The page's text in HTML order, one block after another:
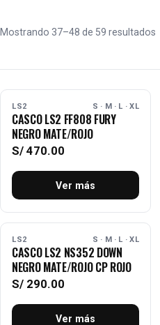
Mostrando 37–48 de 59 resultados
AGOTADO
LS2 S · M · L · XL
CASCO LS2 FF808 FURY
NEGRO MATE/ROJO
S/ 470.00
Ver más
AGOTADO
LS2 S · M · L · XL
CASCO LS2 NS352 DOWN
NEGRO MATE/ROJO CP ROJO
S/ 290.00
Ver más